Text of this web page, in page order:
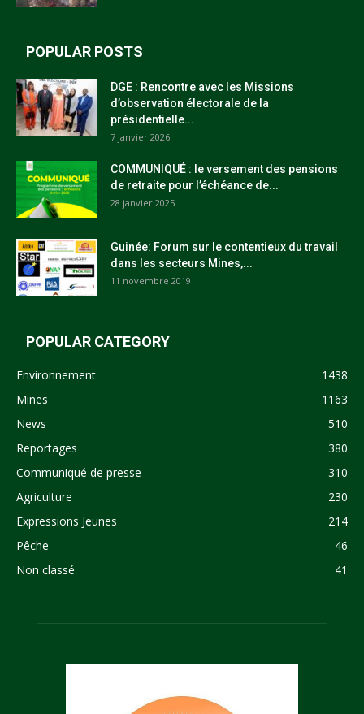
POPULAR POSTS
DGE : Rencontre avec les Missions
d’observation électorale de la
présidentielle...
7 janvier 2026
COMMUNIQUÉ : le versement des pensions
de retraite pour l’échéance de...
28 janvier 2025
Guinée: Forum sur le contentieux du travail
dans les secteurs Mines,...
11 novembre 2019
POPULAR CATEGORY
Environnement
1438
Mines
1163
News
510
Reportages
380
Communiqué de presse
310
Agriculture
230
Expressions Jeunes
214
Pêche
46
Non classé
41